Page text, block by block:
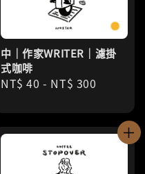
中｜作家WRITER｜濾掛
式咖啡
Regular
NT$ 40 - NT$ 300